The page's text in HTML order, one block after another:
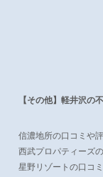
【その他】軽井沢の
信濃地所の口コミや
西武プロパティーズ
星野リゾートの口コ